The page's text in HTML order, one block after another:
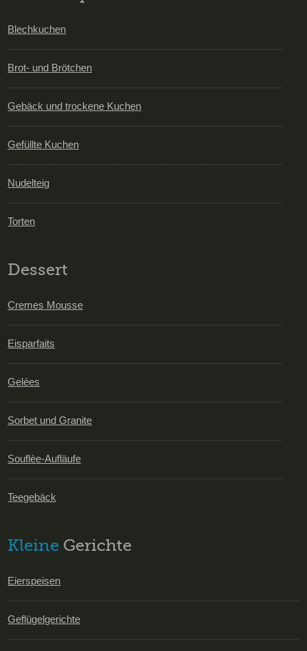
Blechkuchen
Brot- und Brötchen
Gebäck und trockene Kuchen
Gefüllte Kuchen
Nudelteig
Torten
Dessert
Cremes Mousse
Eisparfaits
Gelées
Sorbet und Granite
Souflèe-Aufläufe
Teegebäck
Kleine Gerichte
Eierspeisen
Geflügelgerichte